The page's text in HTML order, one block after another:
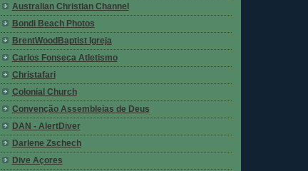
Australian Christian Channel
Bondi Beach Photos
BrentWoodBaptist Igreja
Carlos Fonseca Atletismo
Christafari
Colonial Church
Convenção Assembleias de Deus
DAN - AlertDiver
Darlene Zschech
Dive Açores